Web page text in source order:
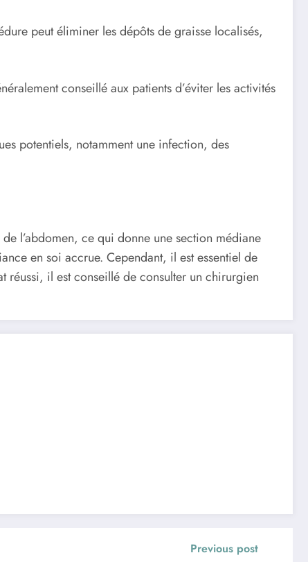
peut éliminer les dépôts de graisse localisés,
conseillé aux patients d’éviter les activités
potentiels, notamment une infection, des
l’abdomen, ce qui donne une section médiane
en soi accrue. Cependant, il est essentiel de
réussi, il est conseillé de consulter un chirurgien
Previous post